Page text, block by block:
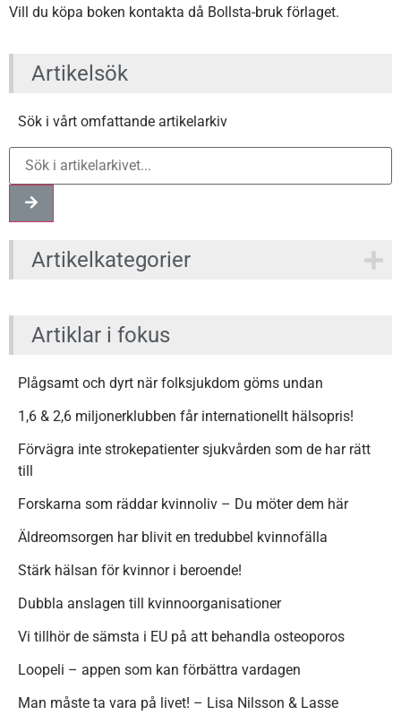
Vill du köpa boken kontakta då Bollsta-bruk förlaget.
Artikelsök
Sök i vårt omfattande artikelarkiv
Artikelkategorier
Artiklar i fokus
Plågsamt och dyrt när folksjukdom göms undan
1,6 & 2,6 miljonerklubben får internationellt hälsopris!
Förvägra inte strokepatienter sjukvården som de har rätt
till
Forskarna som räddar kvinnoliv – Du möter dem här
Äldreomsorgen har blivit en tredubbel kvinnofälla
Stärk hälsan för kvinnor i beroende!
Dubbla anslagen till kvinnoorganisationer
Vi tillhör de sämsta i EU på att behandla osteoporos
Loopeli – appen som kan förbättra vardagen
Man måste ta vara på livet! – Lisa Nilsson & Lasse